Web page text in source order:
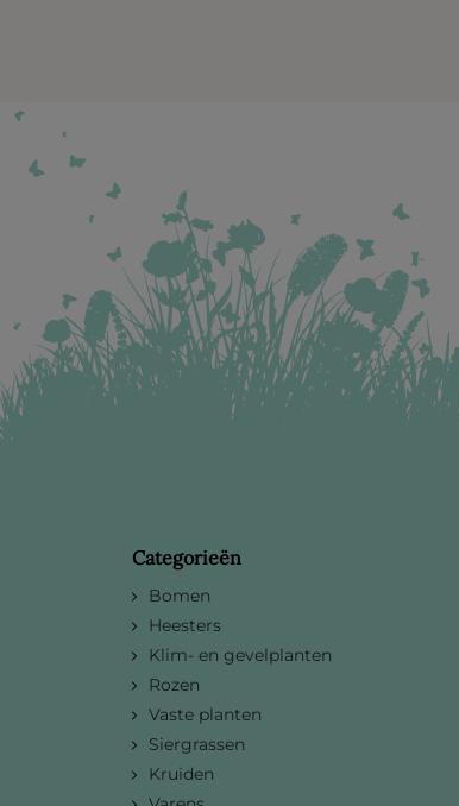
Categorieën
Bomen
Heesters
Klim- en gevelplanten
Rozen
Vaste planten
Siergrassen
Kruiden